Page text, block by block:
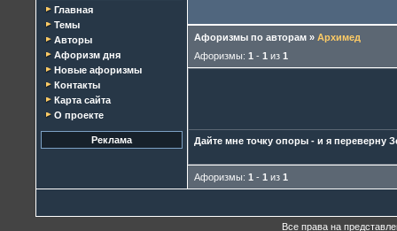
Главная
Темы
Авторы
Афоризм дня
Новые афоризмы
Контакты
Карта сайта
О проекте
Реклама
Афоризмы по авторам » Архимед
Афоризмы: 1 - 1 из 1
Дайте мне точку опоры - и я переверну
Афоризмы: 1 - 1 из 1
Все права на